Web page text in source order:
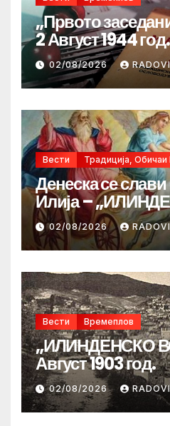
„Првото
2 Август 1944 год.
02/08/2026
Вести Традиција, Обичаи
Денеска се
Илија –
02/08/2026
Вести Времеплов
„ИЛИНДЕНСКО
Август 1903 год.
02/08/2026